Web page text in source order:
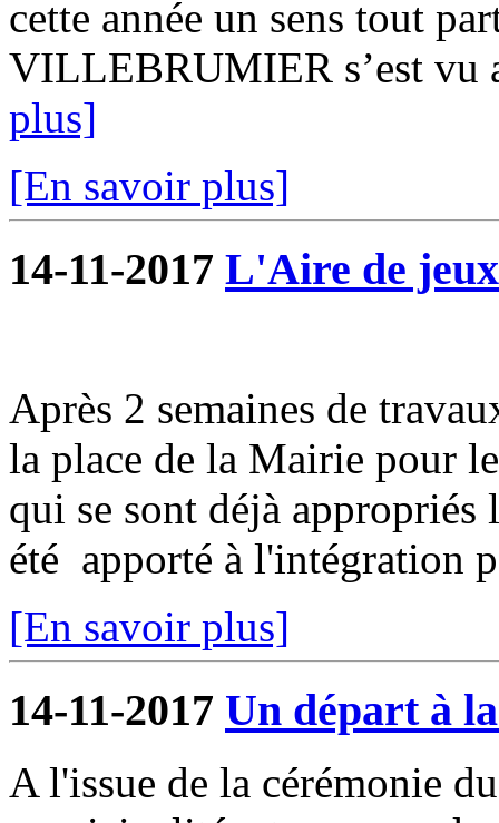
cette année un sens tout
VILLEBRUMIER s’est vu
plus]
[En savoir plus]
14-11-2017 L'Aire de jeux
Après 2 semaines de
la place de la Mairie pour
qui se sont déjà
été apporté à l'intégration
[En savoir plus]
14-11-2017 Un départ à
A l'issue de la cérémonie